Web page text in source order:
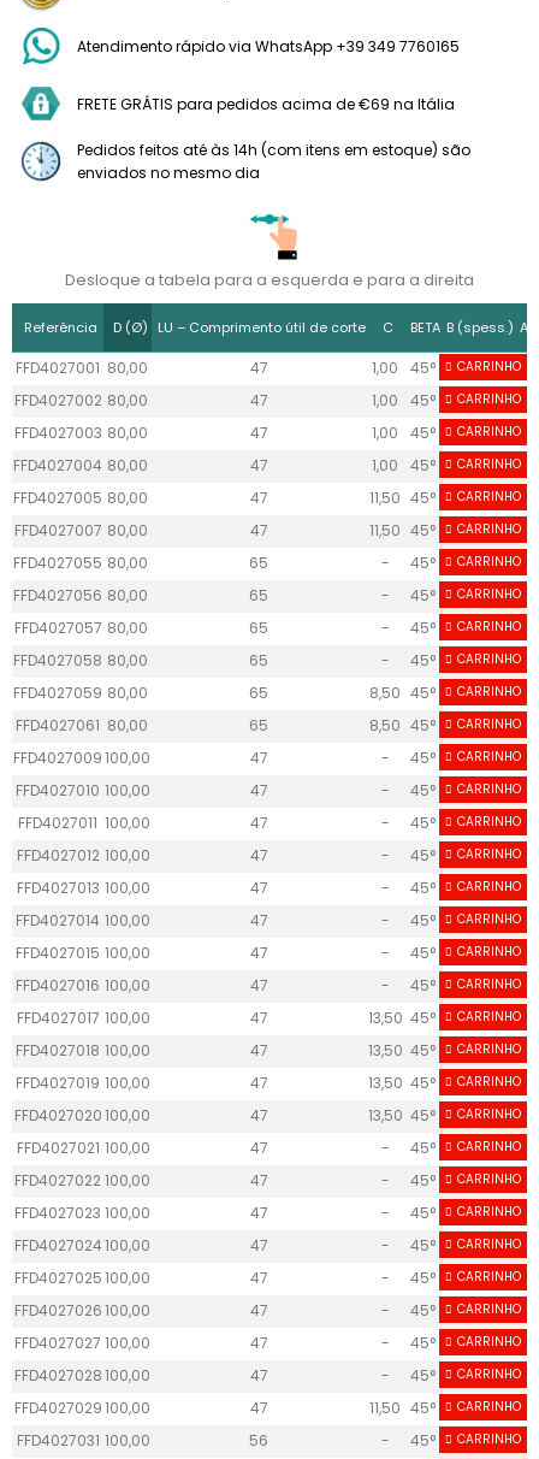
Atendimento rápido via WhatsApp +39 349 7760165
FRETE GRÁTIS para pedidos acima de €69 na Itália
Pedidos feitos até às 14h (com itens em estoque) são
enviados no mesmo dia
Desloque a tabela para a esquerda e para a direita
Referência D (Ø) LU – Comprimento útil de corte C BETA B (spess.) A
FFD4027001 80,00 47 1,00 45° 53
CARRINHO
FFD4027002 80,00 47 1,00 45° 53
CARRINHO
FFD4027003 80,00 47 1,00 45° 53
CARRINHO
FFD4027004 80,00 47 1,00 45° 53
CARRINHO
FFD4027005 80,00 47 11,50 45° 75
CARRINHO
FFD4027007 80,00 47 11,50 45° 75
CARRINHO
FFD4027055 80,00 65 - 45° 63
CARRINHO
FFD4027056 80,00 65 - 45° 63
CARRINHO
FFD4027057 80,00 65 - 45° 63
CARRINHO
FFD4027058 80,00 65 - 45° 63
CARRINHO
FFD4027059 80,00 65 8,50 45° 53
CARRINHO
FFD4027061 80,00 65 8,50 45° 53
CARRINHO
FFD4027009100,00 47 - 45° 52
CARRINHO
FFD4027010 100,00 47 - 45° 52
CARRINHO
FFD4027011 100,00 47 - 45° 52
CARRINHO
FFD4027012 100,00 47 - 45° 52
CARRINHO
FFD4027013 100,00 47 - 45° 61
CARRINHO
FFD4027014 100,00 47 - 45° 61
CARRINHO
FFD4027015 100,00 47 - 45° 61
CARRINHO
FFD4027016 100,00 47 - 45° 61
CARRINHO
FFD4027017 100,00 47 13,50 45° 25
CARRINHO
FFD4027018 100,00 47 13,50 45° 25
CARRINHO
FFD4027019 100,00 47 13,50 45° 25
CARRINHO
FFD4027020100,00 47 13,50 45° 25
CARRINHO
FFD4027021 100,00 47 - 45° 40.6
CARRINHO
FFD4027022100,00 47 - 45° 40.6
CARRINHO
FFD4027023 100,00 47 - 45° 40.6
CARRINHO
FFD4027024100,00 47 - 45° 40.6
CARRINHO
FFD4027025100,00 47 - 45° 40.6
CARRINHO
FFD4027026100,00 47 - 45° 40.6
CARRINHO
FFD4027027 100,00 47 - 45° 40.6
CARRINHO
FFD4027028100,00 47 - 45° 40.6
CARRINHO
FFD4027029100,00 47 11,50 45° 75
CARRINHO
FFD4027031 100,00 56 - 45° 60
CARRINHO